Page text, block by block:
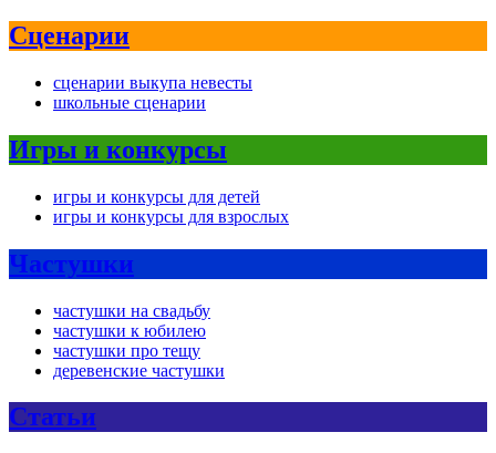
Сценарии
сценарии выкупа невесты
школьные сценарии
Игры и конкурсы
игры и конкурсы для детей
игры и конкурсы для взрослых
Частушки
частушки на свадьбу
частушки к юбилею
частушки про тещу
деревенские частушки
Статьи